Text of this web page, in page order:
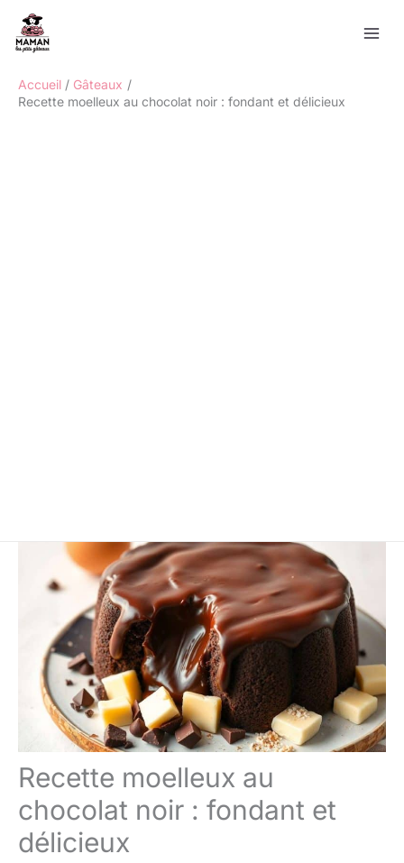
contenu
Accueil
Gâteaux
Recette moelleux au chocolat noir : fondant et délicieux
Recette moelleux au
chocolat noir : fondant et
délicieux
Rechercher